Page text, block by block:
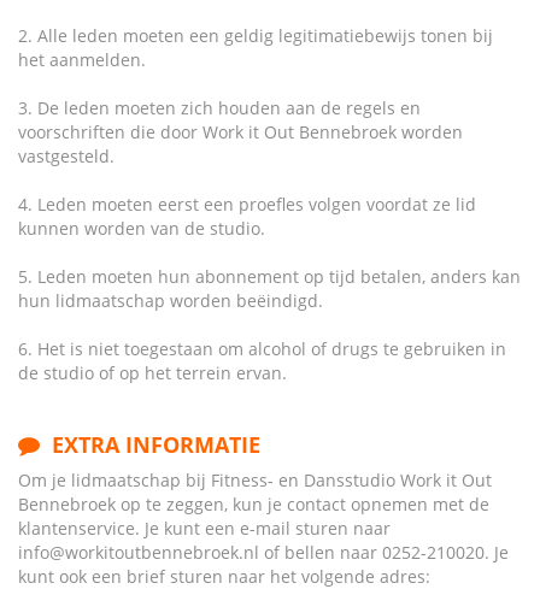
2. Alle leden moeten een geldig legitimatiebewijs tonen bij
het aanmelden.
3. De leden moeten zich houden aan de regels en
voorschriften die door Work it Out Bennebroek worden
vastgesteld.
4. Leden moeten eerst een proefles volgen voordat ze lid
kunnen worden van de studio.
5. Leden moeten hun abonnement op tijd betalen, anders kan
hun lidmaatschap worden beëindigd.
6. Het is niet toegestaan om alcohol of drugs te gebruiken in
de studio of op het terrein ervan.
EXTRA INFORMATIE
Om je lidmaatschap bij Fitness- en Dansstudio Work it Out
Bennebroek op te zeggen, kun je contact opnemen met de
klantenservice. Je kunt een e-mail sturen naar
info@workitoutbennebroek.nl of bellen naar 0252-210020. Je
kunt ook een brief sturen naar het volgende adres: